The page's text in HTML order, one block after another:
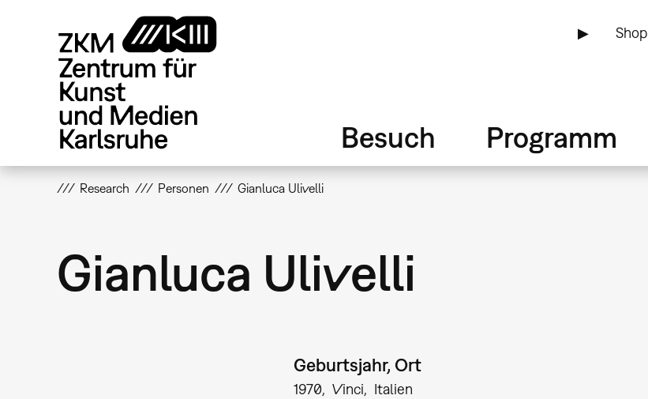
▶ Shop
Besuch Programm
Research Personen Gianluca Ulivelli
Gianluca Ulivelli
Geburtsjahr, Ort
1970 Vinci Italien